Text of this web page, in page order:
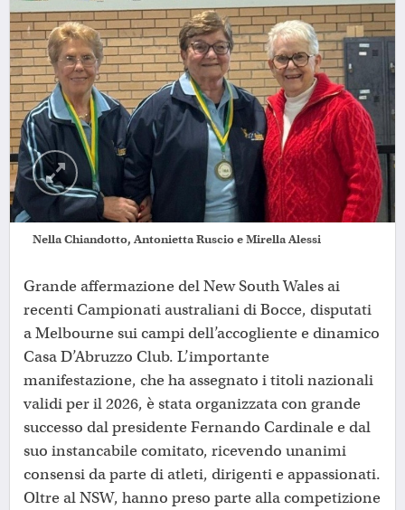
Nella Chiandotto, Antonietta Ruscio e Mirella Alessi
Grande affermazione del New South Wales ai
recenti Campionati australiani di Bocce, disputati
a Melbourne sui campi dell’accogliente e dinamico
Casa D’Abruzzo Club. L’importante
manifestazione, che ha assegnato i titoli nazionali
validi per il 2026, è stata organizzata con grande
successo dal presidente Fernando Cardinale e dal
suo instancabile comitato, ricevendo unanimi
consensi da parte di atleti, dirigenti e appassionati.
Oltre al NSW, hanno preso parte alla competizione